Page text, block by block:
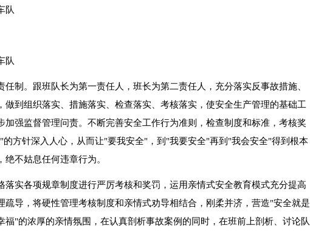
队
队
制。跟班队长为第一责任人，班长为第二责任人，充分落实反事故措施、
做到组织落实、措施落实、检查落实、考核落实，使安全生产管理的基础工
加强监督管理问责。不断完善安全工作行为准则，检查制度和标准，考核奖
方针深入人心，从而让"要我安全"，到"我要安全"再到"我会安全"得到根本
不姑息任何违章行为。
落实各项规章制度进行严厉考核和奖罚，运用亲情式安全教育模式充分提高
疏导，将硬性管理考核制度和亲情式劝导相结合，刚柔并济，营造"安全就是
福"的浓厚的亲情氛围，在认真剖析事故案例的同时，在班前上剖析、讨论队